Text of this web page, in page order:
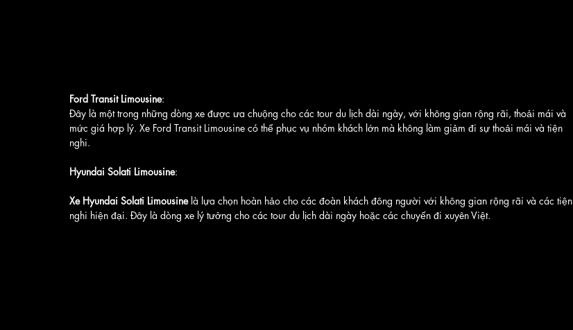
Ford Transit Limousine:
Đây là một trong những dòng xe được ưa chuộng cho các tour du lịch dài ngày, với không gian rộng rãi, thoải mái và
mức giá hợp lý. Xe Ford Transit Limousine có thể phục vụ nhóm khách lớn mà không làm giảm đi sự thoải mái và tiện
nghi.
Hyundai Solati Limousine:
Xe Hyundai Solati Limousine là lựa chọn hoàn hảo cho các đoàn khách đông người với không gian rộng rãi và các tiện
nghi hiện đại. Đây là dòng xe lý tưởng cho các tour du lịch dài ngày hoặc các chuyến đi xuyên Việt.